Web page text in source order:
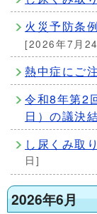
火災予防条
[2026年7月
熱中症にご
令和8年第2
日）の議決
し尿くみ取
日]
2026年6月